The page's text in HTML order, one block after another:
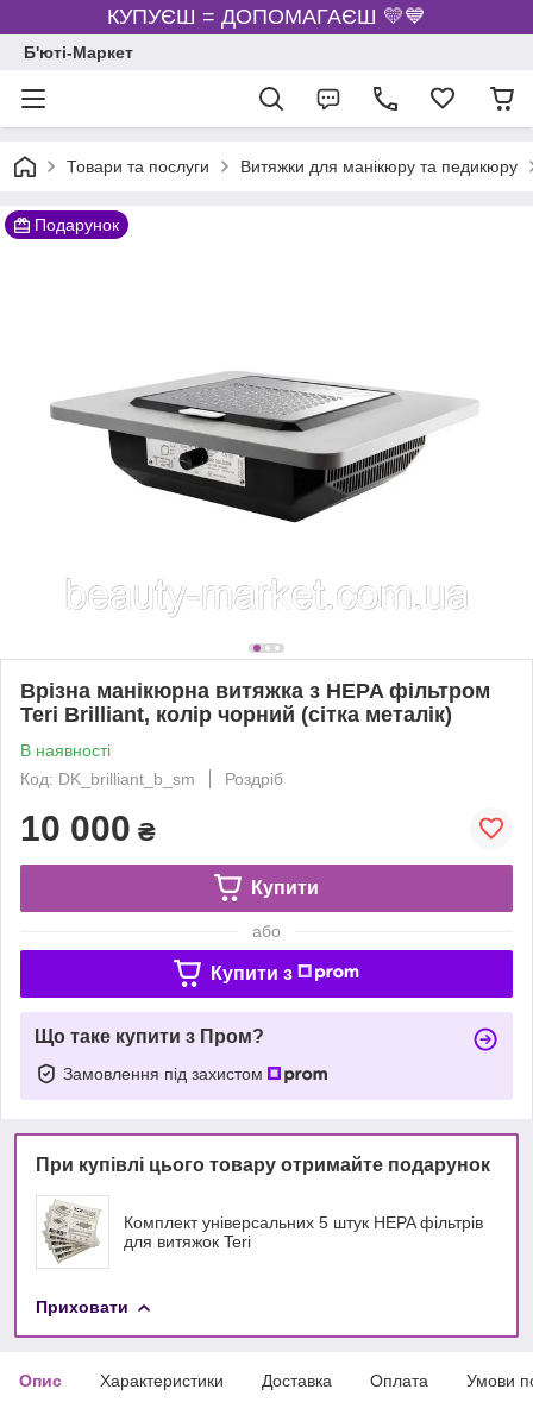
КУПУЄШ = ДОПОМАГАЄШ 💛💙
Б'юті-Маркет
Товари та послуги Витяжки для манікюру та педикюру
Подарунок
Врізна манікюрна витяжка з HEPA фільтром
Teri Brilliant, колір чорний (сітка металік)
В наявності
Код: DK_brilliant_b_sm
Роздріб
10 000 ₴
Купити
або
Купити з
Що таке купити з Пром?
Замовлення під захистом
При купівлі цього товару отримайте подарунок
Комплект універсальних 5 штук HEPA фільтрів
для витяжок Teri
Приховати
Опис Характеристики Доставка Оплата Умови